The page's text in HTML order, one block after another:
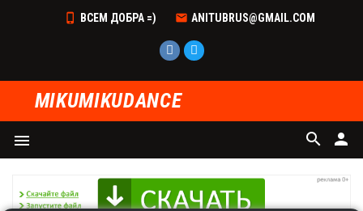
ВСЕМ ДОБРА =) ANITUBRUS@GMAIL.COM
MIKUMIKUDANCE
menu person
search